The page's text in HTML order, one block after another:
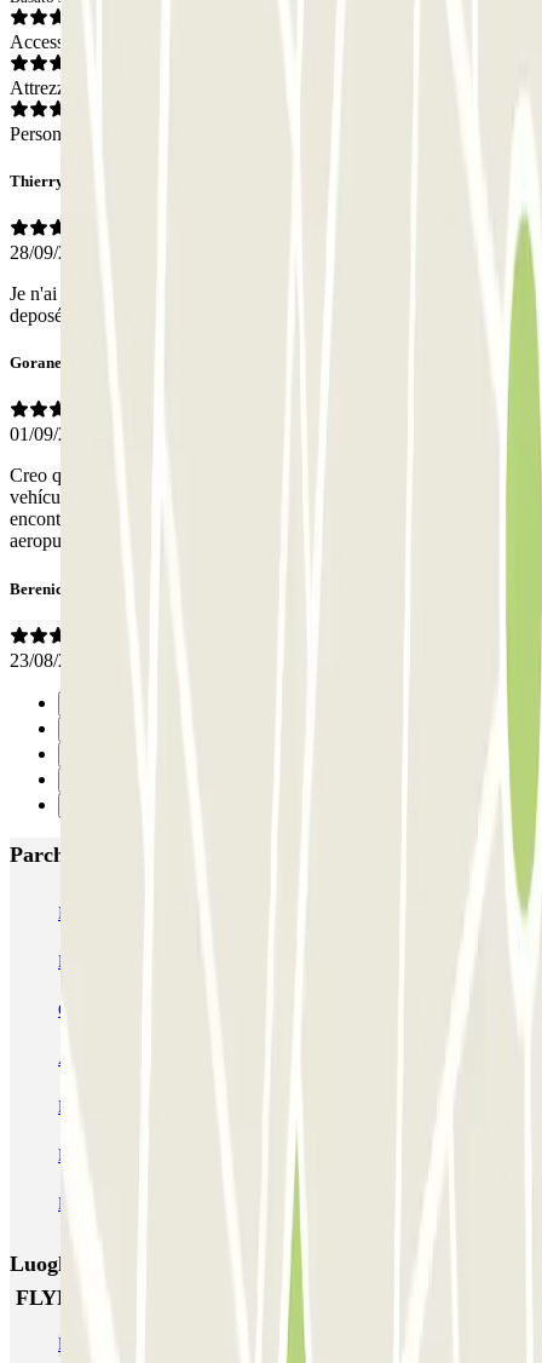
Accesso
Attrezzatura
Personale
Thierry
28/09/2025
Je n'ai pas vu les installations mais le services est parfait, véhicule
deposé et repris à l'aéroport. Je recommande
Gorane
01/09/2025
Creo que en las indicaciones del email que recibí debía dejar el
vehículo en las instalaciones de parclick. Llamé ya que no
encontraba como entrar y resulta que me dijeron que debía ir al
aeropuerto y llamar pero ya que estaba me cogieron el vehículo.
Berenice
23/08/2025
Parcheggi più popolari a Bilbao
IC Termibus
Pío Baroja Bilbao COPARK
COPARK Palacio Euskalduna
AENA Aeropuerto de Bilbao - General P1
Eparkbilbao - Aeropuerto de Bilbao
FLYPARK - Valet - Aeropuerto de Bilbao
FLYPARK - P&R - Aeropuerto de Bilbao
Luoghi ed eventi che potrebbero interessarti vicino a
FLYPARK - P&R - Aeropuerto de Bilbao
Parcheggi all’Aeroporto di Bilbao (BIO)